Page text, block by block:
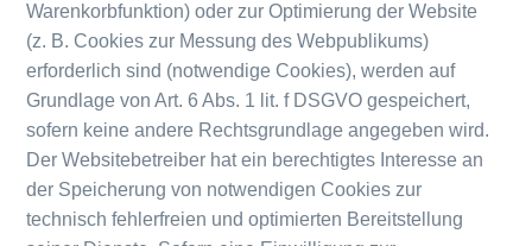
Warenkorbfunktion) oder zur Optimierung der Website
(z. B. Cookies zur Messung des Webpublikums)
erforderlich sind (notwendige Cookies), werden auf
Grundlage von Art. 6 Abs. 1 lit. f DSGVO gespeichert,
sofern keine andere Rechtsgrundlage angegeben wird.
Der Websitebetreiber hat ein berechtigtes Interesse an
der Speicherung von notwendigen Cookies zur
technisch fehlerfreien und optimierten Bereitstellung